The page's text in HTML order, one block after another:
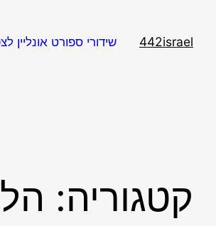
442israel
שידורי ספורט אונליין
קטגוריה: